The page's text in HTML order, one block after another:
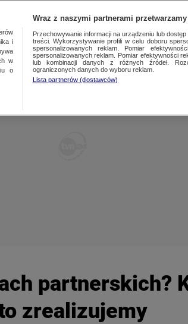
FAKTACH FAKTY O ŚWIECIE
partnerskich?
zrealizujemy
i
w
o
Wraz z naszymi partnerami
Przechowywanie informacji na urządzeniu lub
treści. Wykorzystywanie profili w celu doboru
spersonalizowanych reklam. Pomiar
spersonalizowanych reklam. Pomiar efektywności
lub kombinacji danych z różnych źródeł.
ograniczonych danych do wyboru reklam.
Lista partnerów (dostawców)